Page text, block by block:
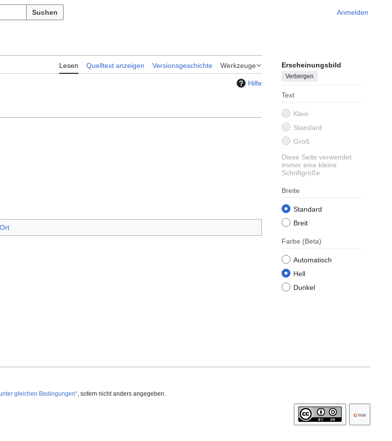
Suchen Anmelden
Lesen Quelltext anzeigen Versionsgeschichte Werkzeuge Erscheinungsbild
Verbergen
Text
Klein
Standard
Groß
Diese Seite verwendet
immer eine kleine
Schriftgröße
Breite
Standard
Breit
Farbe (Beta)
Automatisch
Hell
Dunkel
Hilfe
gleichen Bedingungen“, sofern nicht anders angegeben.